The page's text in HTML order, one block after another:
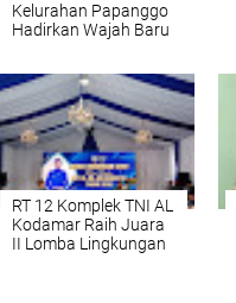
Kelurahan Papanggo
Hadirkan Wajah Baru
RT 12 Komplek TNI AL
Kodamar Raih Juara
II Lomba Lingkungan